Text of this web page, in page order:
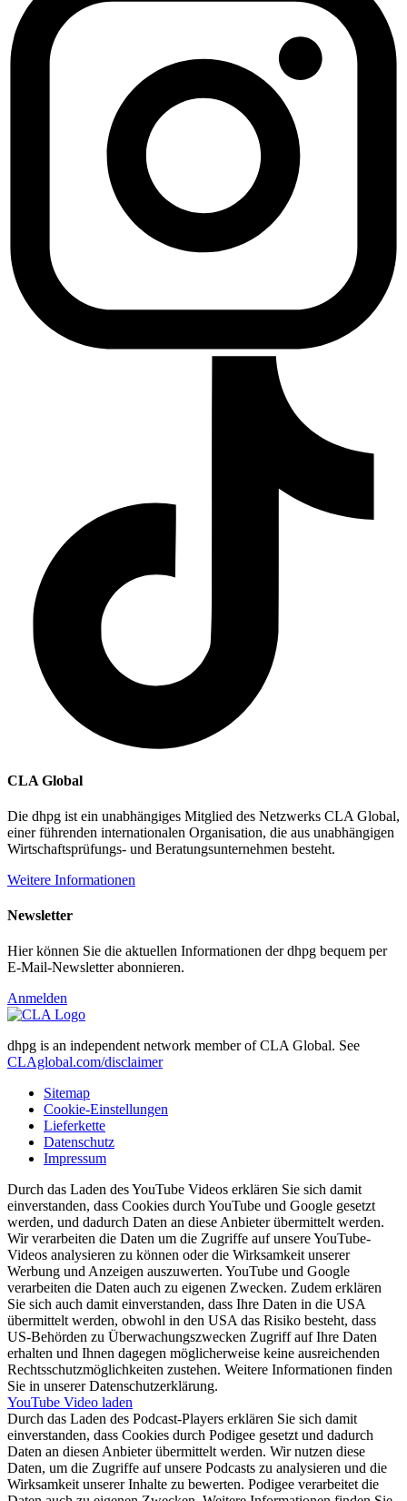
CLA Global
Die dhpg ist ein unabhängiges Mitglied des Netzwerks CLA Global,
einer führenden internationalen Organisation, die aus unabhängigen
Wirtschaftsprüfungs- und Beratungsunternehmen besteht.
Weitere Informationen
Newsletter
Hier können Sie die aktuellen Informationen der dhpg bequem per
E-Mail-Newsletter abonnieren.
Anmelden
dhpg is an independent network member of CLA Global. See
CLAglobal.com/disclaimer
Sitemap
Cookie-Einstellungen
Lieferkette
Datenschutz
Impressum
Durch das Laden des YouTube Videos erklären Sie sich damit
einverstanden, dass Cookies durch YouTube und Google gesetzt
werden, und dadurch Daten an diese Anbieter übermittelt werden.
Wir verarbeiten die Daten um die Zugriffe auf unsere YouTube-
Videos analysieren zu können oder die Wirksamkeit unserer
Werbung und Anzeigen auszuwerten. YouTube und Google
verarbeiten die Daten auch zu eigenen Zwecken. Zudem erklären
Sie sich auch damit einverstanden, dass Ihre Daten in die USA
übermittelt werden, obwohl in den USA das Risiko besteht, dass
US-Behörden zu Überwachungszwecken Zugriff auf Ihre Daten
erhalten und Ihnen dagegen möglicherweise keine ausreichenden
Rechtsschutzmöglichkeiten zustehen. Weitere Informationen finden
Sie in unserer Datenschutzerklärung.
YouTube Video laden
Durch das Laden des Podcast-Players erklären Sie sich damit
einverstanden, dass Cookies durch Podigee gesetzt und dadurch
Daten an diesen Anbieter übermittelt werden. Wir nutzen diese
Daten, um die Zugriffe auf unsere Podcasts zu analysieren und die
Wirksamkeit unserer Inhalte zu bewerten. Podigee verarbeitet die